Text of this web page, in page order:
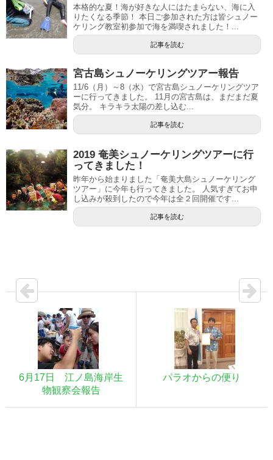
本格的な夏！海が好きな人にはたまらない、海に入
りたくなる季節！ 本日ご参加された方は皆シュノー
ケリング教室初参加で海を満喫されました！...
記事を読む
宮古島シュノーケリングツアー報告
11/6（月）～8（水）で宮古島シュノーケリングツア
ーに行ってきました。 11月の宮古島は、まだまだ夏
気分。 キラキラ太陽の差し込む...
記事を読む
2019 奄美シュノーケリングツアーに行
ってきました！
昨年から始まりました「奄美大島シュノーケリング
ツアー」に今年も行ってきました。 人気すぎてお申
し込みが殺到したので今年は全２回開催です...
記事を読む
6月17日 江ノ島海岸生
物観察会報告
パラオからの便り